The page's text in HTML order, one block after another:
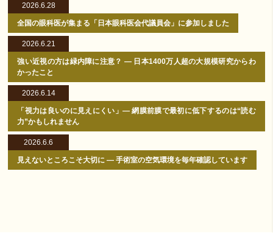
2026.6.28
全国の眼科医が集まる「日本眼科医会代議員会」に参加しました
2026.6.21
強い近視の方は緑内障に注意？ ― 日本1400万人超の大規模研究からわ
かったこと
2026.6.14
「視力は良いのに見えにくい」― 網膜前膜で最初に低下するのは“読む
力”かもしれません
2026.6.6
見えないところこそ大切に ― 手術室の空気環境を毎年確認しています